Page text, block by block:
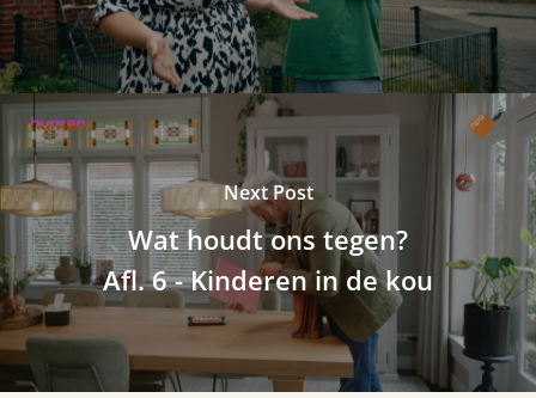
Next Post
Wat houdt ons tegen?
Afl. 6 - Kinderen in de kou